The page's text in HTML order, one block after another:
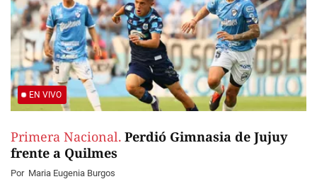
EN VIVO
Primera Nacional. Perdió Gimnasia de Jujuy
frente a Quilmes
Por Maria Eugenia Burgos